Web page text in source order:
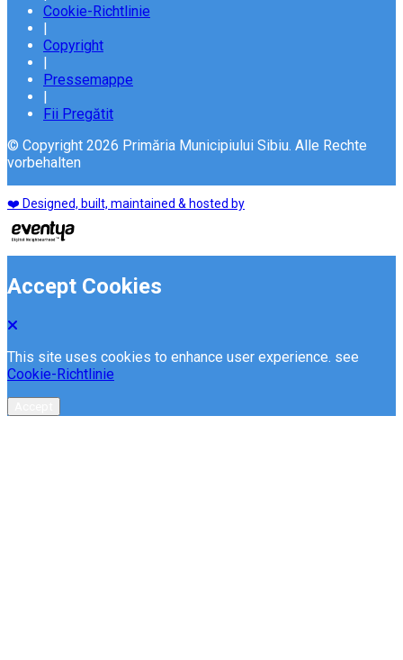
Cookie-Richtlinie
Copyright
Pressemappe
Fii Pregătit
© Copyright 2026 Primăria Municipiului Sibiu. Alle Rechte
vorbehalten
❤️ Designed, built, maintained & hosted by
Accept Cookies
This site uses cookies to enhance user experience. see
Cookie-Richtlinie